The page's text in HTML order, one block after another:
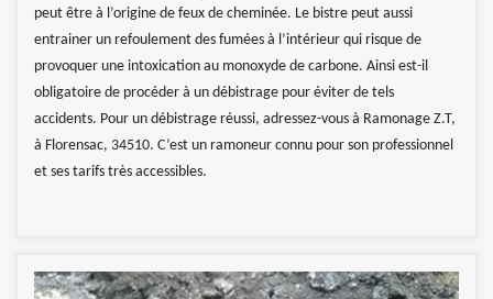
peut être à l’origine de feux de cheminée. Le bistre peut aussi
entrainer un refoulement des fumées à l’intérieur qui risque de
provoquer une intoxication au monoxyde de carbone. Ainsi est-il
obligatoire de procéder à un débistrage pour éviter de tels
accidents. Pour un débistrage réussi, adressez-vous à Ramonage Z.T,
à Florensac, 34510. C’est un ramoneur connu pour son professionnel
et ses tarifs très accessibles.